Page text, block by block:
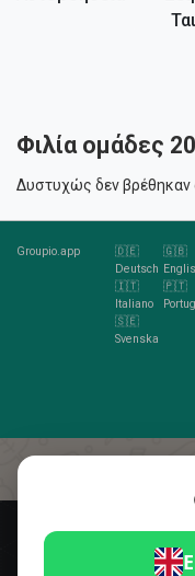
Φιλία ομάδες
Δυστυχώς δεν βρέθηκαν
Groupio.app
🇩🇪
Deutsch
🇬🇧
🇮🇹
Italiano
🇵🇹
🇸🇪
Svenska